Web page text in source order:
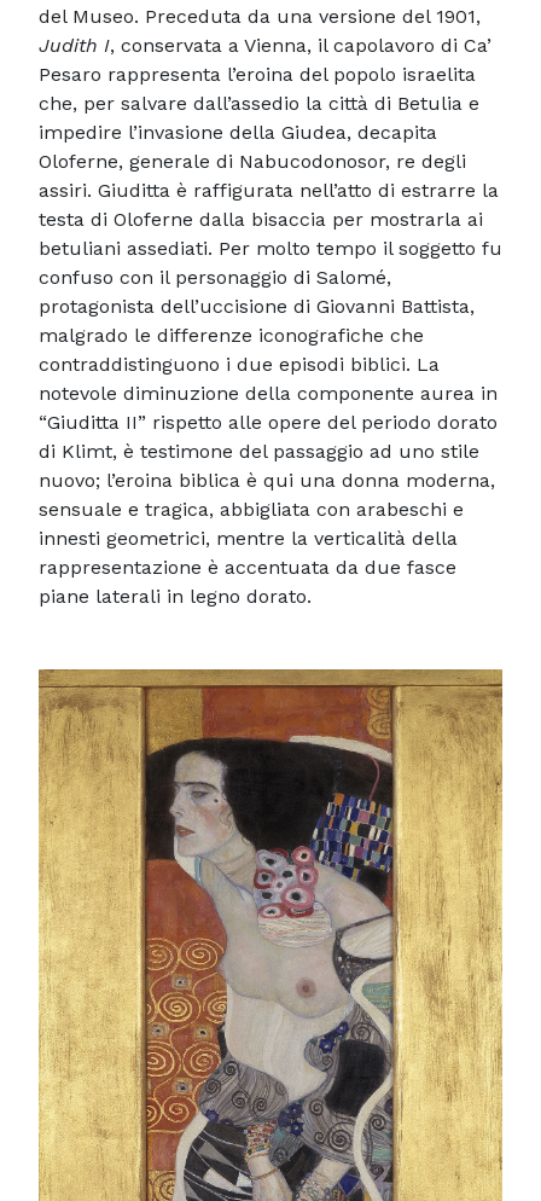
del Museo. Preceduta da una versione del 1901,
Judith I, conservata a Vienna, il capolavoro di Ca’
Pesaro rappresenta l’eroina del popolo israelita
che, per salvare dall’assedio la città di Betulia e
impedire l’invasione della Giudea, decapita
Oloferne, generale di Nabucodonosor, re degli
assiri. Giuditta è raffigurata nell’atto di estrarre la
testa di Oloferne dalla bisaccia per mostrarla ai
betuliani assediati. Per molto tempo il soggetto fu
confuso con il personaggio di Salomé,
protagonista dell’uccisione di Giovanni Battista,
malgrado le differenze iconografiche che
contraddistinguono i due episodi biblici. La
notevole diminuzione della componente aurea in
“Giuditta II” rispetto alle opere del periodo dorato
di Klimt, è testimone del passaggio ad uno stile
nuovo; l’eroina biblica è qui una donna moderna,
sensuale e tragica, abbigliata con arabeschi e
innesti geometrici, mentre la verticalità della
rappresentazione è accentuata da due fasce
piane laterali in legno dorato.